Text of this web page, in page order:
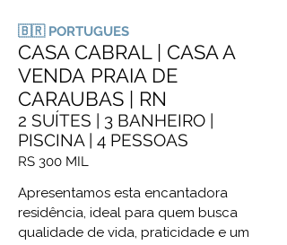
🇧🇷 PORTUGUES
CASA CABRAL | CASA A
VENDA PRAIA DE
CARAUBAS | RN
2 SUÍTES | 3 BANHEIRO |
PISCINA | 4 PESSOAS
RS 300 MIL
Apresentamos esta encantadora
residência, ideal para quem busca
qualidade de vida, praticidade e um